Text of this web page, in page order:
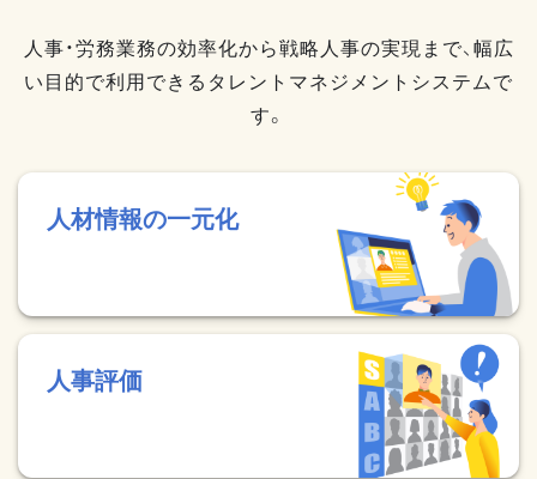
人事・労務業務の効率化から戦略人事の実現まで、幅広
い目的で利用できるタレントマネジメントシステムで
す。
人材情報の一元化
人事評価